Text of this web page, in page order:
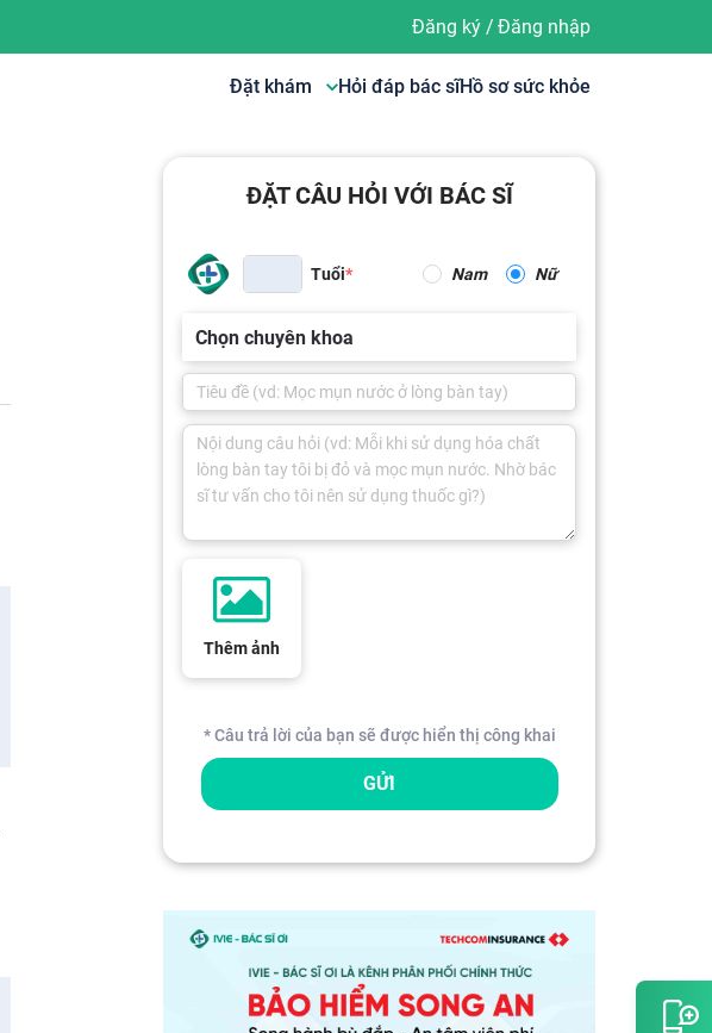
Đăng ký/ Đăng nhập
Đặt khám Hỏi đáp bác sĩHồ sơ sức khỏe
ĐẶT CÂU HỎI VỚI BÁC SĨ
Tuổi Nam Nữ
Chọn chuyên khoa
Thêm ảnh
* Câu trả lời của bạn sẽ được hiển thị công khai
GỬI